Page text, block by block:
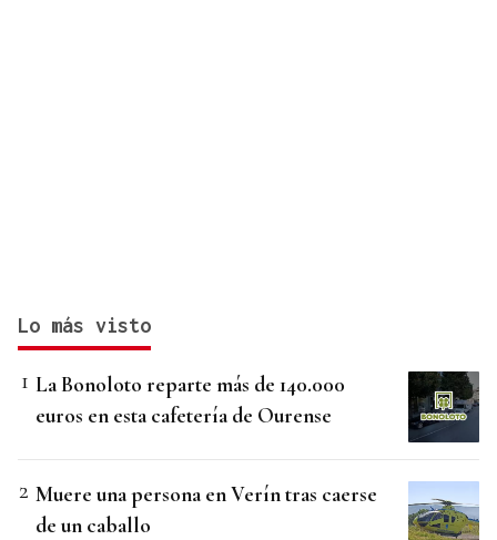
Lo más visto
La Bonoloto reparte más de 140.000
euros en esta cafetería de Ourense
Muere una persona en Verín tras caerse
de un caballo